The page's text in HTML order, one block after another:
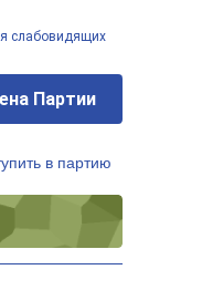
слабовидящих
Партии
в партию